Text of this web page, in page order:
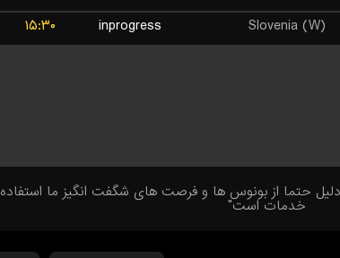
Slovenia (W)
inprogress ۱۵:۳۰
از بونوس ها و فرصت های شگفت انگیز ما استفاده
خدمات است"